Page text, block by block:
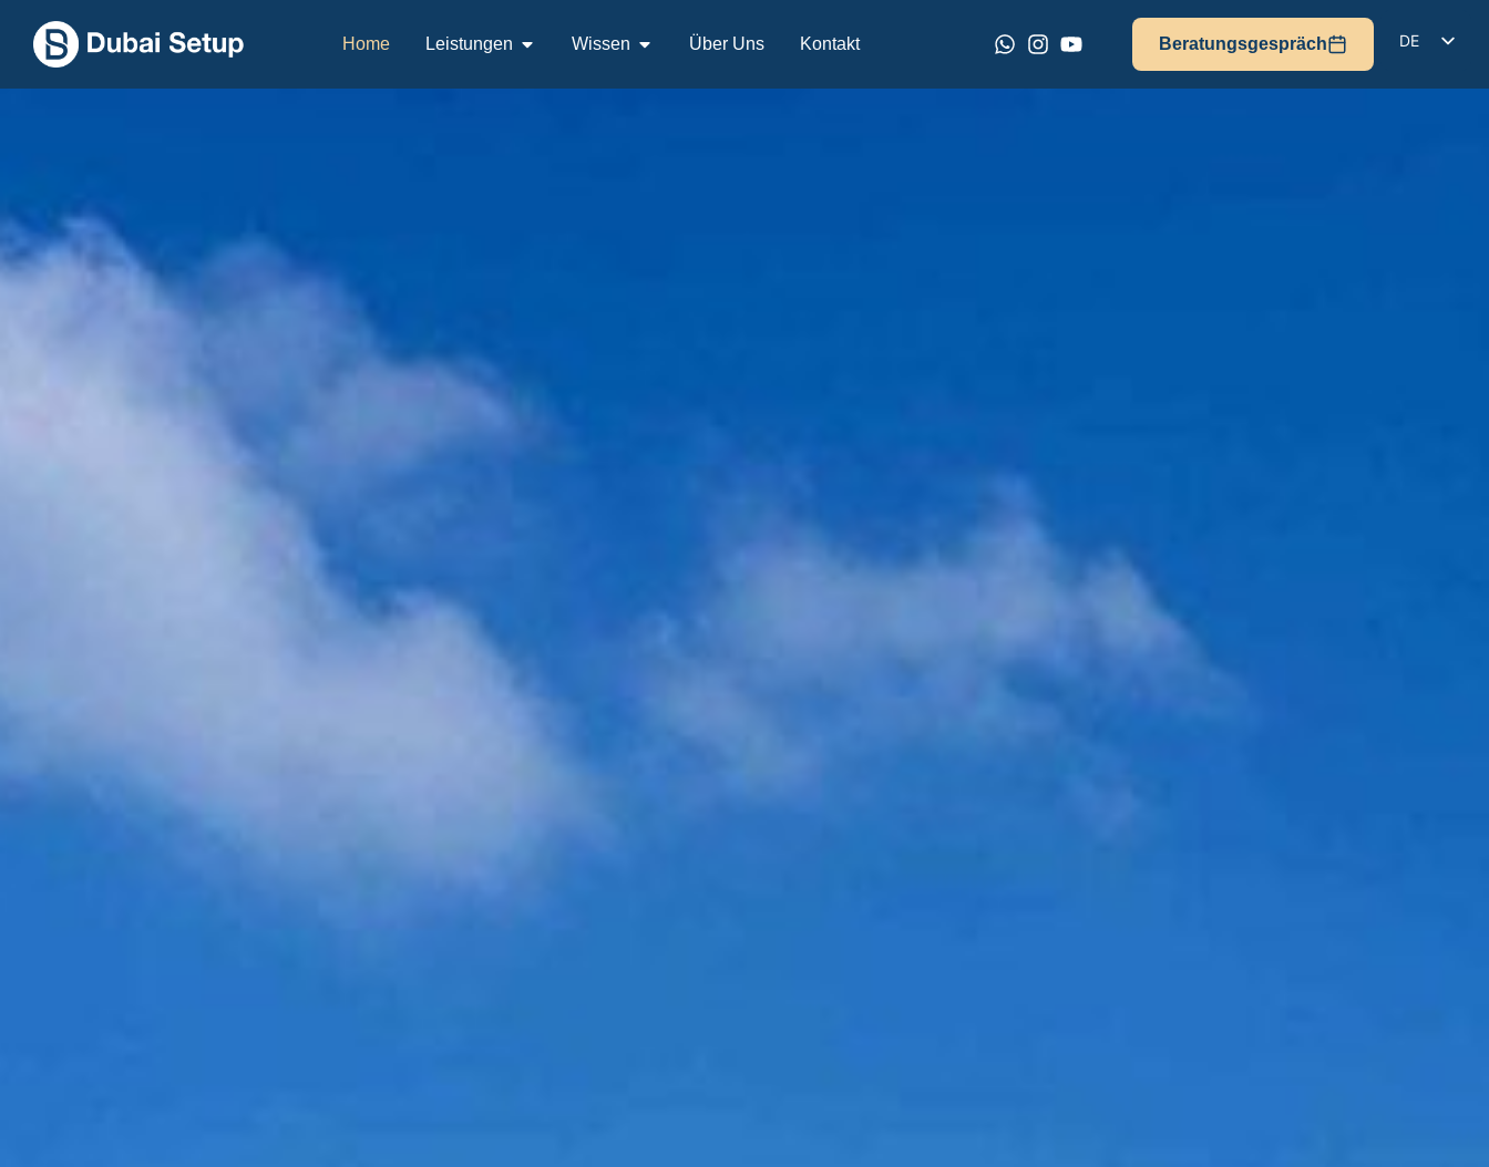
Home Leistungen Wissen Über Uns Kontakt Beratungsgespräch
DE